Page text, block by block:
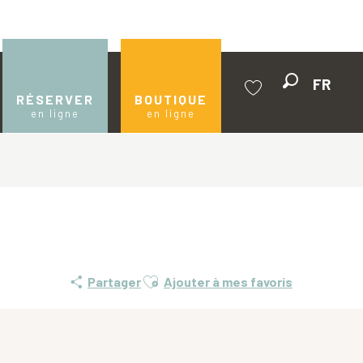
RÉSERVER
en ligne
BOUTIQUE
en ligne
FR
PartagerAjouter aux favoris
Ajouter à mes favoris